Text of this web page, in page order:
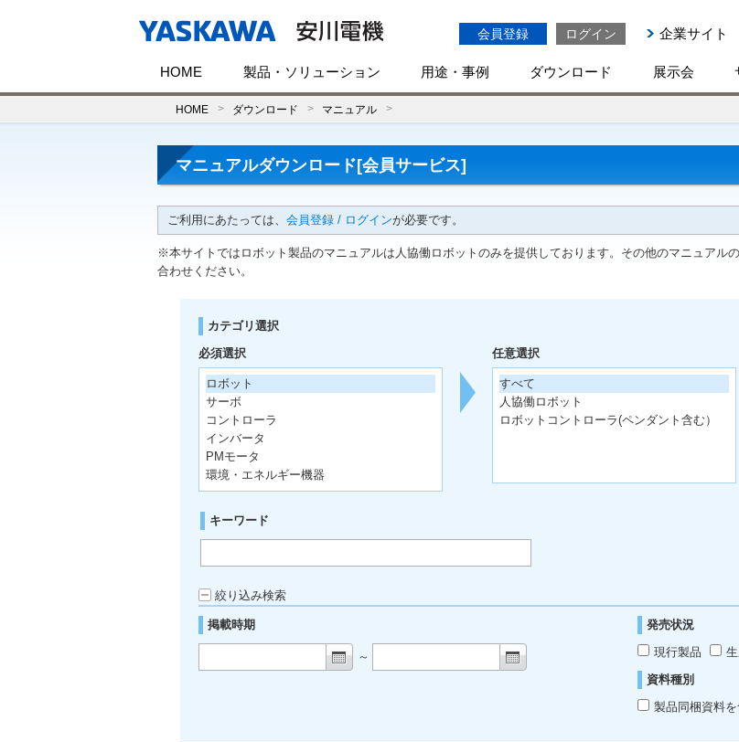
会員登録 ログイン 企業サイト
HOME 製品・ソリューション 用途・事例 ダウンロード 展示会
HOME ダウンロード マニュアル
マニュアルダウンロード[会員サービス]
ご利用にあたっては、 会員登録 / ログインが必要です。
※本サイトではロボット製品のマニュアルは人協働ロボットのみを提供しております。その他のマニュアル
合わせください。
カテゴリ選択
必須選択
ロボット
サーボ
コントローラ
インバータ
PMモータ
環境・エネルギー機器
任意選択
すべて
人協働ロボット
ロボットコントローラ(ペンダント含む）
キーワード
絞り込み検索
掲載時期
～
発売状況
現行製品
資料種別
製品同梱資料